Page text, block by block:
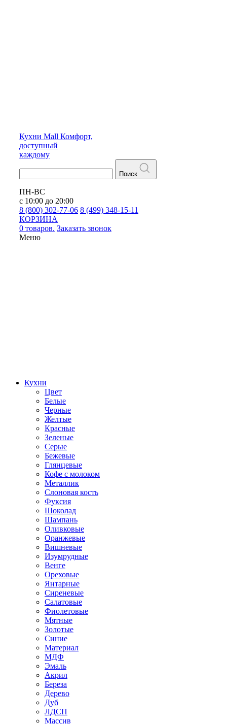
Кухни Mall Комфорт,
доступный
каждому
Поиск
ПН-ВС
с 10:00 до 20:00
8 (800) 302-77-06 8 (499) 348-15-11
КОРЗИНА
0 товаров. Заказать звонок
Меню
Кухни
Цвет
Белые
Черные
Желтые
Красные
Зеленые
Серые
Бежевые
Глянцевые
Кофе с молоком
Металлик
Слоновая кость
Фуксия
Шоколад
Шампань
Оливковые
Оранжевые
Вишневые
Изумрудные
Венге
Ореховые
Янтарные
Сиреневые
Салатовые
Фиолетовые
Мятные
Золотые
Синие
Материал
МДФ
Эмаль
Акрил
Береза
Дерево
Дуб
ЛДСП
Массив